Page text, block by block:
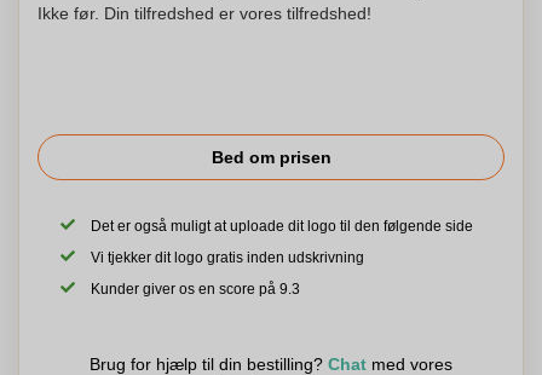
Ikke før. Din tilfredshed er vores tilfredshed!
Bed om prisen
Det er også muligt at uploade dit logo til den følgende side
Vi tjekker dit logo gratis inden udskrivning
Kunder giver os en score på 9.3
Brug for hjælp til din bestilling? Chat med vores